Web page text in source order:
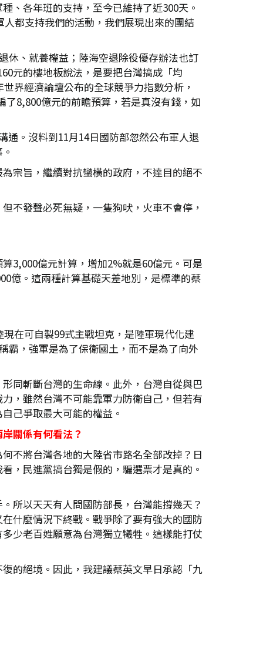
、各年班的支持，至今已維持了近300天。
都支持我們的活動，我們展現出來的團結
休、就養權益；陸海空退除役優存辦法也訂
元的樓地板說法，是要把台灣搞成「均
界經濟論壇公布的全球競爭力指數分析，
8,800億元的前瞻預算，若是真沒有錢，如
通。沒料到11月14日國防部忽然公布軍人退
宗旨，繼續對抗蠻橫的政府，不達目的絕不
不發聲必死無疑，一隻狗吠，火車不會停，
3,000億元計算，增加2%就是60億元。可是
億。這兩種計算基礎天差地別，是標準的蔡
在可自製99式主戰坦克，是陸軍現代化建
霸，強軍是為了保衛國土，而不是為了向外
同斬斷台灣的生命線。此外，台灣自從與巴
，雖然台灣不可能靠軍力防衛自己，但若有
己爭取最大可能的權益。
關係有何看法？
不將台灣各地的大陸省市路名全部改掉？日
，民進黨搞台獨是假的，騙選票才是真的。
所以天天有人問國防部長，台灣能撐幾天？
什麼情況下終戰。戰爭除了要有強大的國防
少老百姓願意為台灣獨立犧牲。這樣能打仗
的絕境。因此，我建議蔡英文早日承認「九